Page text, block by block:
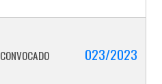
CONVOCADO 023/2023